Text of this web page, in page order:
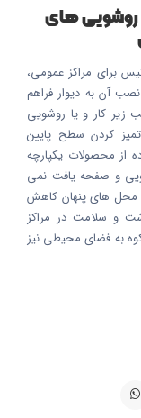
روشویی های
برای مراکز عمومی،
آن به دیوار فراهم
زیر کار و یا روشویی
کردن سطح پایین
از محصولات یکپارچه
و صفحه یافت نمی
محل های پنهان کاهش
و سلامت در مراکز
به فضای محیطی نیز